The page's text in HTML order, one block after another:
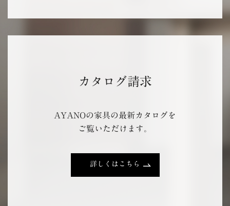
カタログ請求
AYANOの家具の最新カタログを
ご覧いただけます。
詳しくはこちら